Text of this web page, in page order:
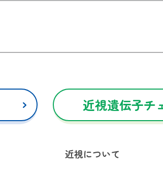
近視遺伝子チ
近視について